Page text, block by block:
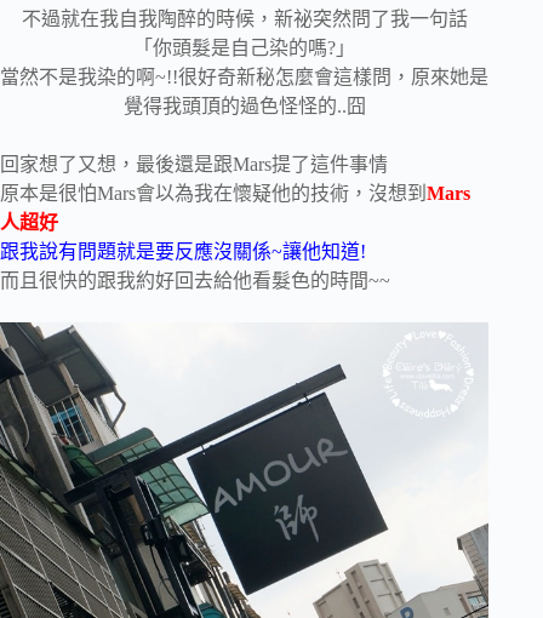
不過就在我自我陶醉的時候，新祕突然問了我一句話
「你頭髮是自己染的嗎?」
當然不是我染的啊~!!很好奇新秘怎麼會這樣問，原來她是
覺得我頭頂的過色怪怪的..囧
回家想了又想，最後還是跟Mars提了這件事情
原本是很怕Mars會以為我在懷疑他的技術，沒想到 Mars
人超好
跟我說有問題就是要反應沒關係~讓他知道!
而且很快的跟我約好回去給他看髮色的時間~~